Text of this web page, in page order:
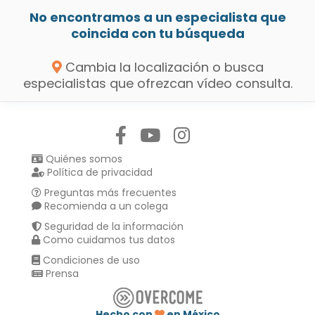
No encontramos a un especialista que
coincida con tu búsqueda
Cambia la localización o busca
especialistas que ofrezcan vídeo consulta.
Quiénes somos
Política de privacidad
Preguntas más frecuentes
Recomienda a un colega
Seguridad de la información
Como cuidamos tus datos
Condiciones de uso
Prensa